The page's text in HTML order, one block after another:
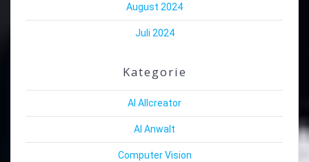
August 2024
Juli 2024
Kategorie
AI Allcreator
AI Anwalt
Computer Vision